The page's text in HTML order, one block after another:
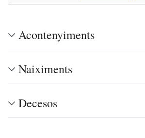
Acontenyiments
Naiximents
Decesos